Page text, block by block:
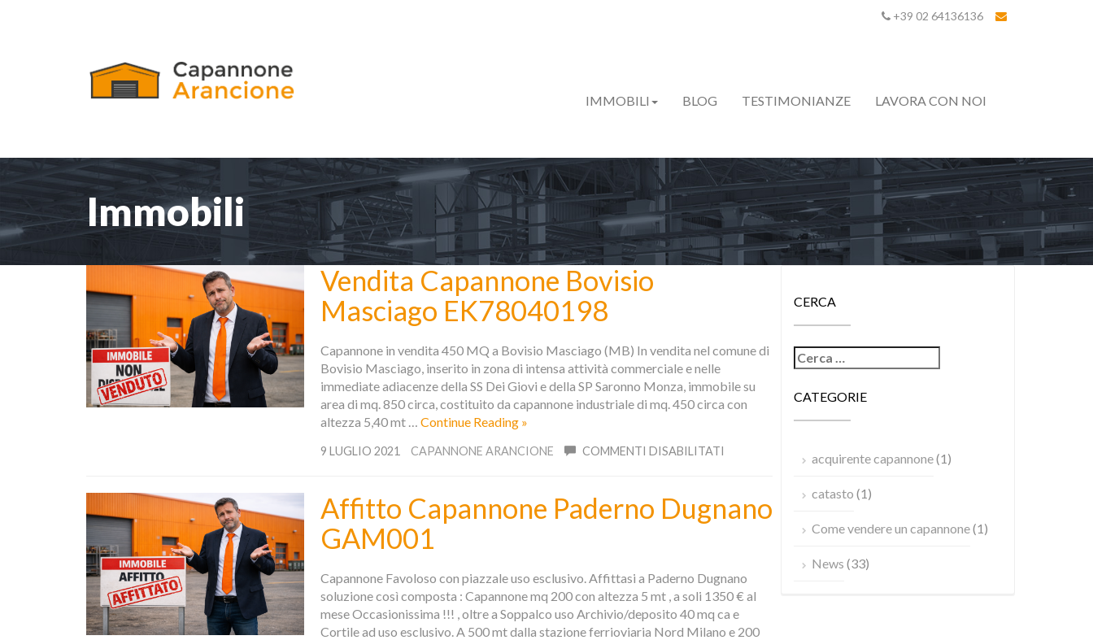
IMMOBILI BLOG TESTIMONIANZE LAVORA CON NOI
+39 02 64136136
Immobili
Vendita Capannone Bovisio
Masciago EK78040198
Capannone in vendita 450 MQ a Bovisio Masciago (MB) In vendita nel comune di
Bovisio Masciago, inserito in zona di intensa attività commerciale e nelle
immediate adiacenze della SS Dei Giovi e della SP Saronno Monza, immobile su
area di mq. 850 circa, costituito da capannone industriale di mq. 450 circa con
altezza 5,40 mt … Continue Reading »
9 LUGLIO 2021 CAPANNONE ARANCIONE COMMENTI DISABILITATI
MASCIAGO
Affitto Capannone Paderno Dugnano
GAM001
Capannone Favoloso con piazzale uso esclusivo. Affittasi a Paderno Dugnano
soluzione così composta : Capannone mq 200 con altezza 5 mt , a soli 1350 € al
mese Occasionissima !!! , oltre a Soppalco uso Archivio/deposito 40 mq ca e
Cortile ad uso esclusivo. A 500 mt dalla stazione ferrioviaria Nord Milano e 200
CERCA
CATEGORIE
acquirente capannone(1)
catasto (1)
Come vendere un capannone(1)
News (33)